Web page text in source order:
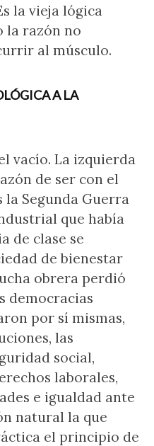
la vieja lógica
la razón no
al músculo.
A LA
vacío. La izquierda
de ser con el
Segunda Guerra
que había
de clase se
de bienestar
obrera perdió
democracias
por sí mismas,
las
social,
laborales,
e igualdad ante
natural la que
el principio de